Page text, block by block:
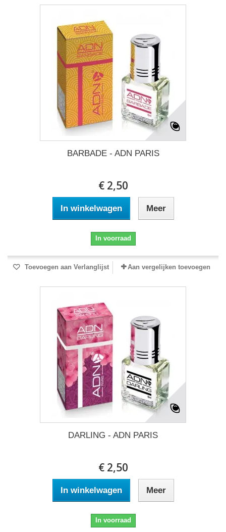
BARBADE - ADN PARIS
€ 2,50
In winkelwagen Meer
In voorraad
Toevoegen aan Verlanglijst Aan vergelijken toevoegen
DARLING - ADN PARIS
€ 2,50
In winkelwagen Meer
In voorraad